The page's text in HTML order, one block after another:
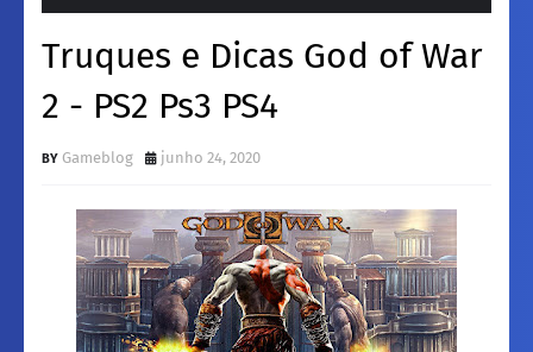
Truques e Dicas God of War
2 - PS2 Ps3 PS4
Gameblog junho 24, 2020